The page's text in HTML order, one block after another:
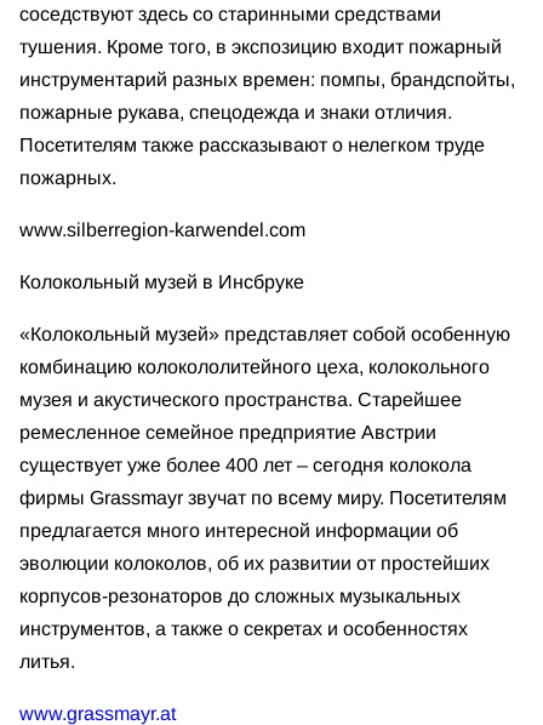
соседствуют здесь со старинными средствами
тушения. Кроме того, в экспозицию входит пожарный
инструментарий разных времен: помпы, брандспойты,
пожарные рукава, спецодежда и знаки отличия.
Посетителям также рассказывают о нелегком труде
пожарных.
www.silberregion-karwendel.com
Колокольный музей в Инсбруке
«Колокольный музей» представляет собой особенную
комбинацию колокололитейного цеха, колокольного
музея и акустического пространства. Старейшее
ремесленное семейное предприятие Австрии
существует уже более 400 лет – сегодня колокола
фирмы Grassmayr звучат по всему миру. Посетителям
предлагается много интересной информации об
эволюции колоколов, об их развитии от простейших
корпусов-резонаторов до сложных музыкальных
инструментов, а также о секретах и особенностях
литья.
www.grassmayr.at